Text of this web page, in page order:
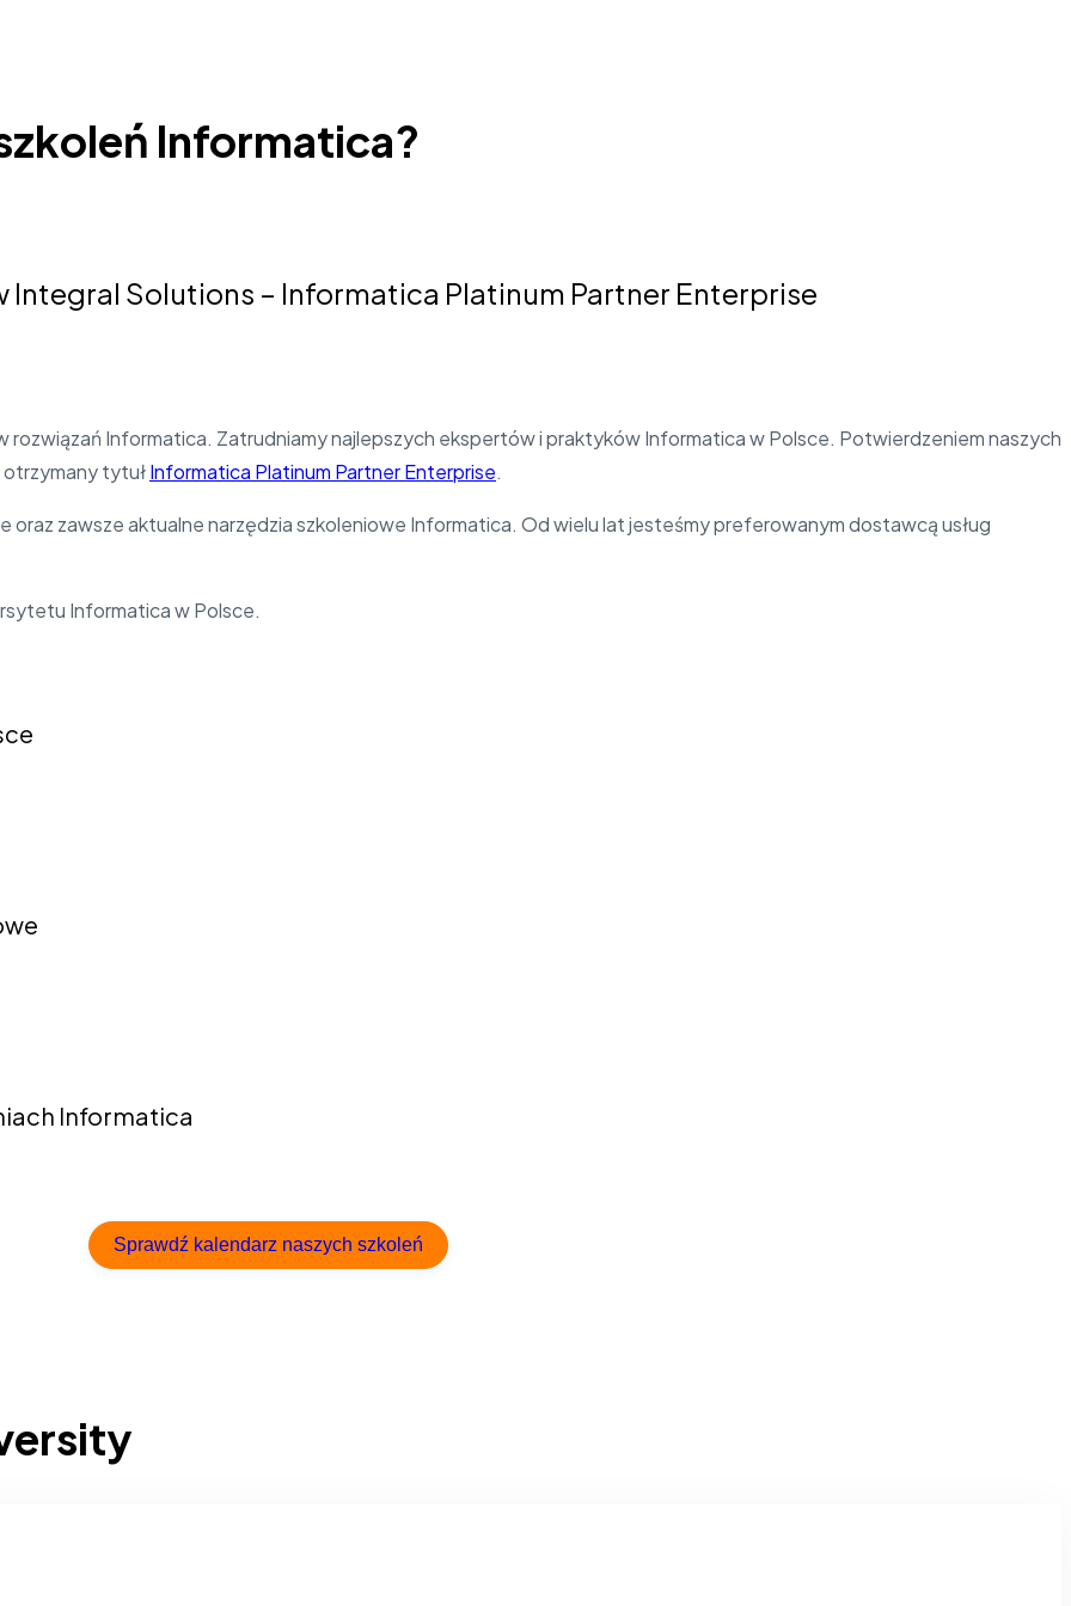
Informatica?
Solutions – Informatica Platinum Partner Enterprise
rozwiązań Informatica. Zatrudniamy najlepszych ekspertów i praktyków Informatica w Polsce. Potwierdzeniem naszych
tytułInformatica Platinum Partner Enterprise.
zawsze aktualne narzędzia szkoleniowe Informatica. Od wielu lat jesteśmy preferowanym dostawcą usług
Informatica w Polsce.
Informatica
Sprawdź kalendarz naszych szkoleń